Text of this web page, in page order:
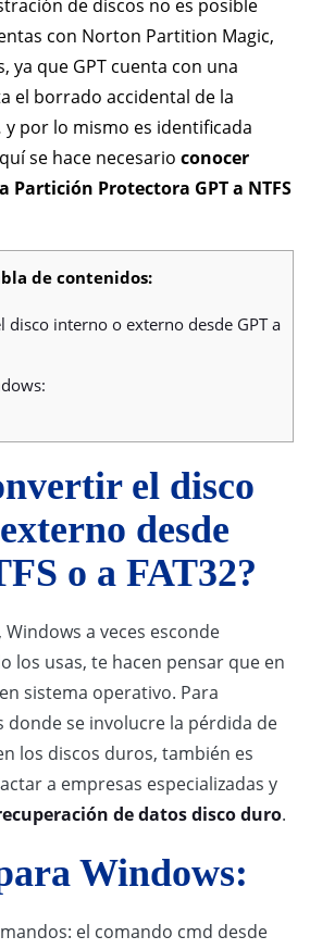
de discos no es posible
con Norton Partition Magic,
ya que GPT cuenta con una
el borrado accidental de la
por lo mismo es identificada
se hace necesario conocer
Protectora GPT a NTFS
de contenidos:
disco interno o externo desde GPT a
el disco
desde
o a FAT32?
a veces esconde
los usas, te hacen pensar que en
sistema operativo. Para
donde se involucre la pérdida de
los discos duros, también es
a empresas especializadas y
de datos disco duro.
Windows:
el comando cmd desde